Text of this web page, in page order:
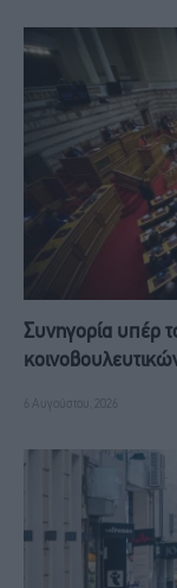
Συνηγορία υπέρ
6 Αυγούστου, 2026